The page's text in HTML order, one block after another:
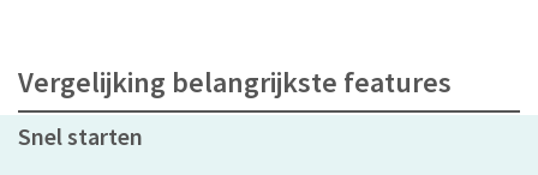
Vergelijking belangrijkste features
Snel starten